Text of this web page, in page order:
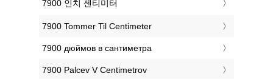
‎7900 인치 센티미터
‎7900 Tommer Til Centimeter
‎7900 дюймов в сантиметра
‎7900 Palcev V Centimetrov